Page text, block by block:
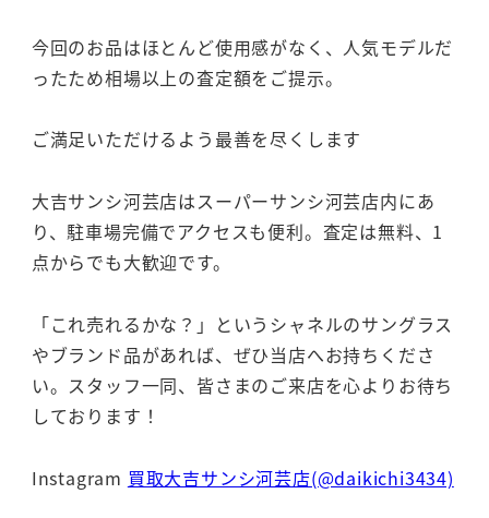
今回のお品はほとんど使用感がなく、人気モデルだ
ったため相場以上の査定額をご提示。
ご満足いただけるよう最善を尽くします
大吉サンシ河芸店はスーパーサンシ河芸店内にあ
り、駐車場完備でアクセスも便利。査定は無料、1
点からでも大歓迎です。
「これ売れるかな？」というシャネルのサングラス
やブランド品があれば、ぜひ当店へお持ちくださ
い。スタッフ一同、皆さまのご来店を心よりお待ち
しております！
Instagram 買取大吉サンシ河芸店(@daikichi3434)